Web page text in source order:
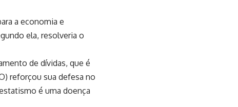
a economia e
ela, resolveria o
de dívidas, que é
reforçou sua defesa no
é uma doença